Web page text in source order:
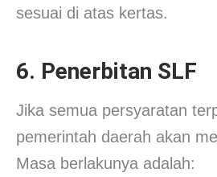
sesuai di atas kertas.
6. Penerbitan SLF
Jika semua persyaratan
pemerintah daerah akan
Masa berlakunya adalah: